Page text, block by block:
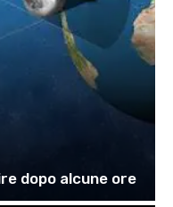
dopo alcune ore